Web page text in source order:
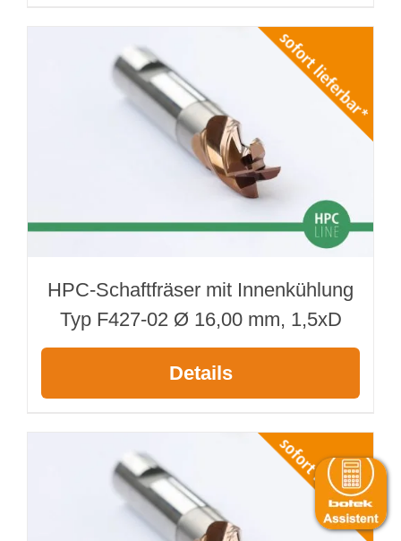
HPC-Schaftfräser mit Innenkühlung
Typ F427-02 Ø 16,00 mm, 1,5xD
Details